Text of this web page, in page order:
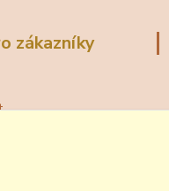
zákazníky